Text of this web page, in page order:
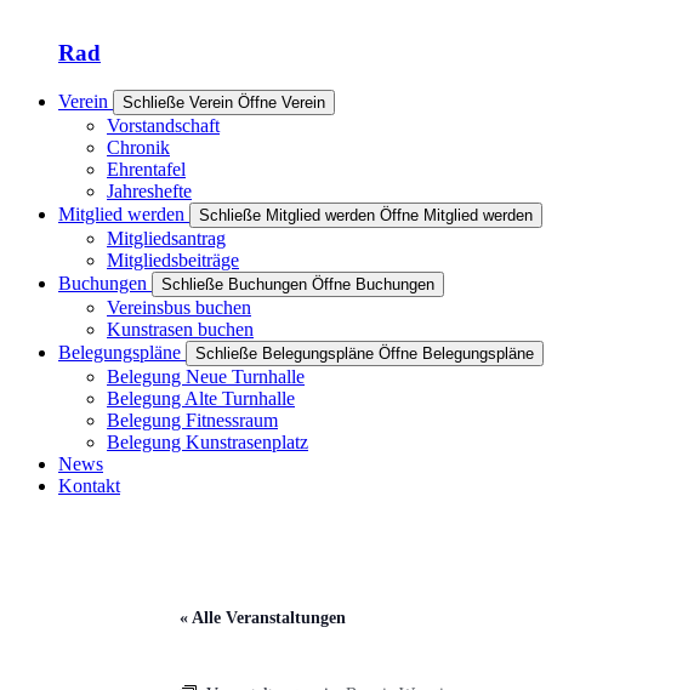
Rad
Verein Schließe Verein Öffne Verein
Vorstandschaft
Chronik
Ehrentafel
Jahreshefte
Mitglied werden
Schließe Mitglied werden Öffne Mitglied werden
Mitgliedsantrag
Mitgliedsbeiträge
Buchungen
Schließe Buchungen Öffne Buchungen
Vereinsbus buchen
Kunstrasen buchen
Belegungspläne
Schließe Belegungspläne Öffne Belegungspläne
Belegung Neue Turnhalle
Belegung Alte Turnhalle
Belegung Fitnessraum
Belegung Kunstrasenplatz
News
Kontakt
« Alle Veranstaltungen